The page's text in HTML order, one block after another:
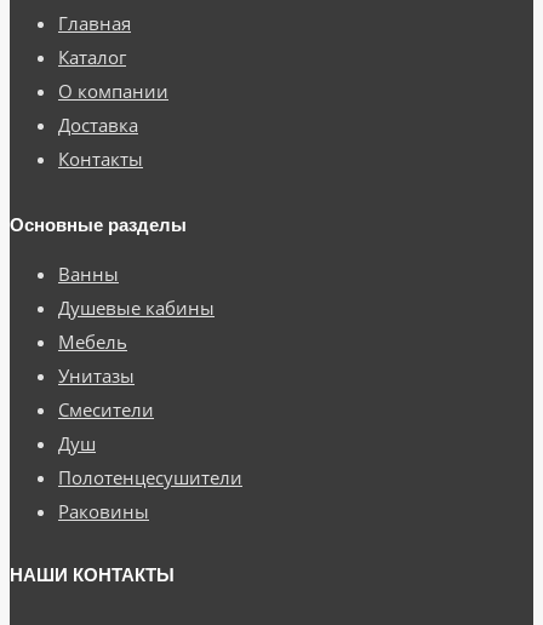
Главная
Каталог
О компании
Доставка
Контакты
Основные разделы
Ванны
Душевые кабины
Мебель
Унитазы
Смесители
Душ
Полотенцесушители
Раковины
НАШИ КОНТАКТЫ